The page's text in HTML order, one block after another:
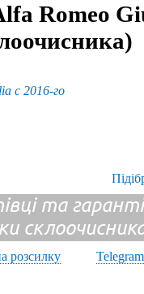
Romeo
с 2016-го
та
розсилку
Telegram